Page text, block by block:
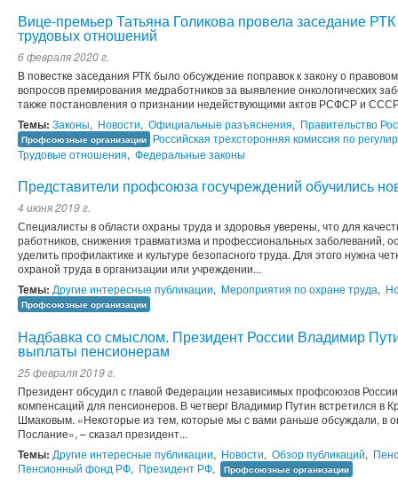
Вице-премьер Татьяна Голикова провела заседание
трудовых отношений
6 февраля 2020 г.
В повестке заседания РТК было обсуждение поправок к закону о
вопросов премирования медработников за выявление онкологических
также постановления о признании недействующими актов РСФСР и
Темы: Законы, Новости, Официальные разъяснения, Правительство
Профсоюзные организации Российская трехсторонняя комиссия по
Трудовые отношения, Федеральные законы
Представители профсоюза госучреждений обучились
4 июня 2019 г.
Специалисты в области охраны труда и здоровья уверены, что для
работников, снижения травматизма и профессиональных заболеваний,
уделить профилактике и культуре безопасного труда. Для этого нужна
охраной труда в организации или учреждении...
Темы: Другие интересные публикации, Мероприятия по охране труда,
Профсоюзные организации
Надбавка со смыслом. Президент России Владимир
выплаты пенсионерам
25 февраля 2019 г.
Президент обсудил с главой Федерации независимых профсоюзов
компенсаций для пенсионеров. В четверг Владимир Путин встретился в
Шмаковым. «Некоторые из тем, которые мы с вами раньше обсуждали, в
Послание», – сказал президент...
Темы: Другие интересные публикации, Новости, Обзор публикаций,
Пенсионный фонд РФ, Президент РФ, Профсоюзные организации